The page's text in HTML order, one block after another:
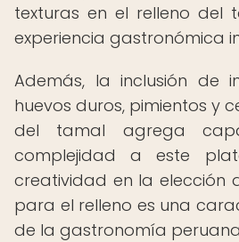
texturas en el relleno del
experiencia gastronómica
Además, la inclusión de
huevos duros, pimientos y
del tamal agrega
complejidad a este
creatividad en la elección
para el relleno es una
de la gastronomía